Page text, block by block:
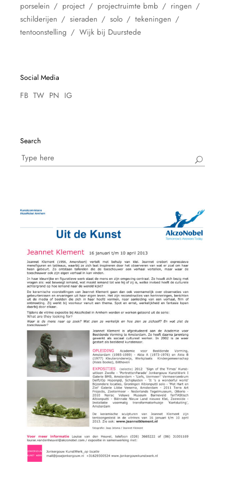
porselein
project projectruimte bmb
ringen
schilderijen
sieraden solo
tekeningen
tentoonstelling
Wijk bij Duurstede
Social Media
FB TW PN IG
Search
Search
for: